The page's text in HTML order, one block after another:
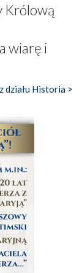
Królową
wiarę i
działu Historia >